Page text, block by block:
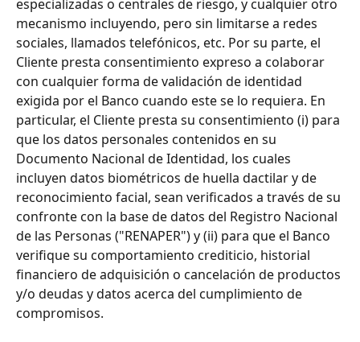
especializadas o centrales de riesgo, y cualquier otro
mecanismo incluyendo, pero sin limitarse a redes
sociales, llamados telefónicos, etc. Por su parte, el
Cliente presta consentimiento expreso a colaborar
con cualquier forma de validación de identidad
exigida por el Banco cuando este se lo requiera. En
particular, el Cliente presta su consentimiento (i) para
que los datos personales contenidos en su
Documento Nacional de Identidad, los cuales
incluyen datos biométricos de huella dactilar y de
reconocimiento facial, sean verificados a través de su
confronte con la base de datos del Registro Nacional
de las Personas ("RENAPER") y (ii) para que el Banco
verifique su comportamiento crediticio, historial
financiero de adquisición o cancelación de productos
y/o deudas y datos acerca del cumplimiento de
compromisos.